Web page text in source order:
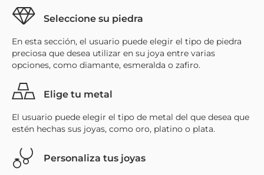
Seleccione su piedra
En esta sección, el usuario puede elegir el tipo de piedra
preciosa que desea utilizar en su joya entre varias
opciones, como diamante, esmeralda o zafiro.
Elige tu metal
El usuario puede elegir el tipo de metal del que desea que
estén hechas sus joyas, como oro, platino o plata.
Personaliza tus joyas